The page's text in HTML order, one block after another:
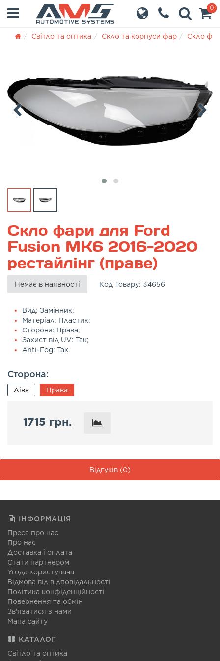
0
Світло та оптика Скло та корпуси фар Скло
Скло фари для Ford
Fusion MK6 2016-2020
рестайлінг (праве)
Немає в наявності Код Товару: 34656
Вид: Замінник;
Матеріал: Пластик;
Сторона: Права;
Захист від UV: Так;
Anti-Fog: Так.
Сторона:
Ліва Права
1715 грн.
Відгуків (0)
ІНФОРМАЦІЯ
Преса про нас
Про нас
Доставка і оплата
Стати партнером
Угода користувача
Відмова від відповідальності
Політика конфіденційності
Повернення та обмін
Зв'язатися з нами
Мапа сайту
КАТАЛОГ
Світло та оптика